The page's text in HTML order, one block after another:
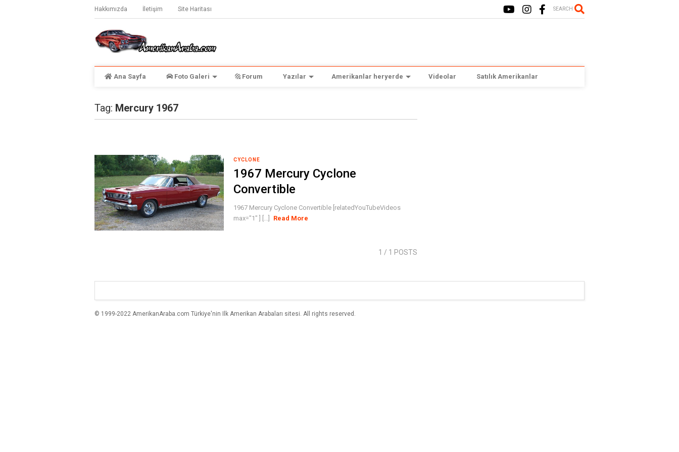
Hakkımızda İletişim Site Haritası SEARCH
Ana Sayfa Foto Galeri Forum Yazılar Amerikanlar heryerde Videolar Satılık Amerikanlar
Tag: Mercury 1967
CYCLONE
1967 Mercury Cyclone
Convertible
1967 Mercury Cyclone Convertible [relatedYouTubeVideos
max="1" ] [...]
Read More
1 / 1 POSTS
© 1999-2022 AmerikanAraba.com Türkiye'nin Ilk Amerikan Arabaları sitesi. All rights reserved.